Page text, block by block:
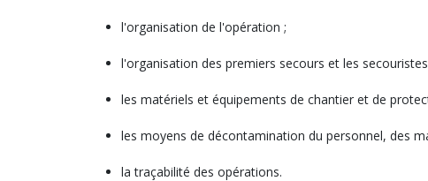
l'organisation de l'opération ;
l'organisation des premiers secours et les
les matériels et équipements de chantier et de
les moyens de décontamination du personnel, des
la traçabilité des opérations.